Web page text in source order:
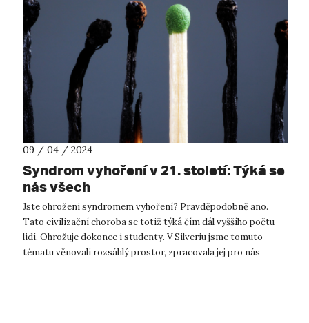
09 / 04 / 2024
Syndrom vyhoření v 21. století: Týká se
nás všech
Jste ohroženi syndromem vyhoření? Pravděpodobně ano.
Tato civilizační choroba se totiž týká čím dál vyššího počtu
lidí. Ohrožuje dokonce i studenty. V Silveriu jsme tomuto
tématu věnovali rozsáhlý prostor, zpracovala jej pro nás